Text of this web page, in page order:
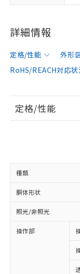
詳細情報
定格/性能 外形
RoHS/REACH対応状
定格/性能
種類
胴体形状
照光/非照光
操作部